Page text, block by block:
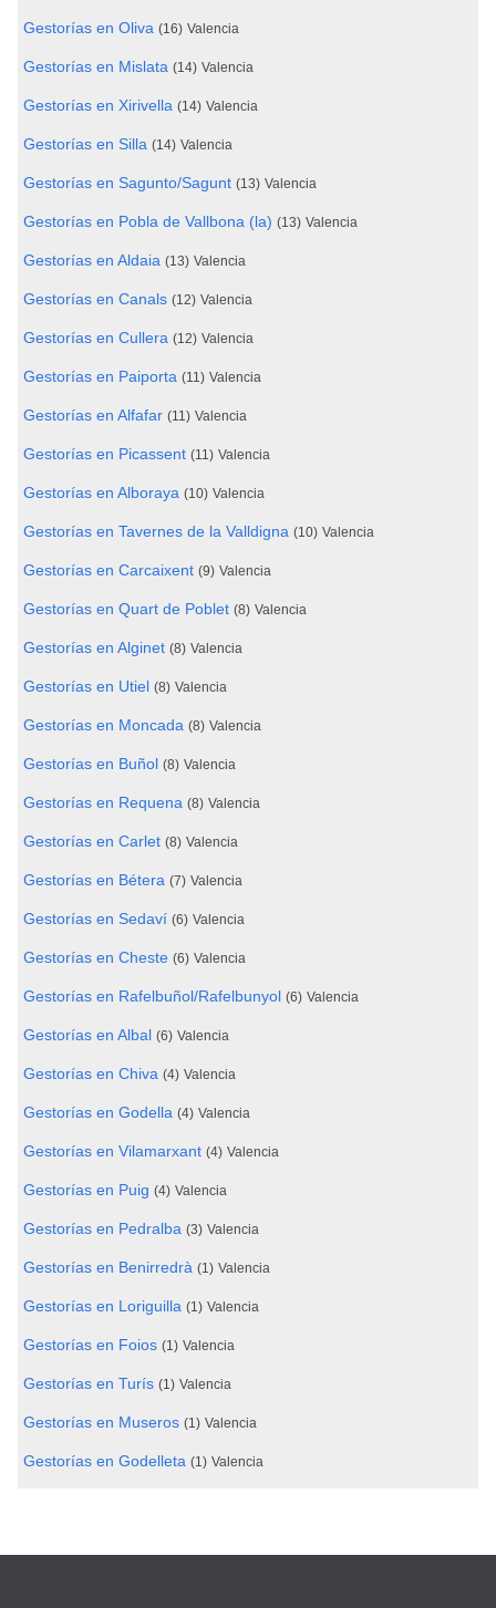
Gestorías en Oliva (16) Valencia
Gestorías en Mislata (14) Valencia
Gestorías en Xirivella (14) Valencia
Gestorías en Silla (14) Valencia
Gestorías en Sagunto/Sagunt (13) Valencia
Gestorías en Pobla de Vallbona (la) (13) Valencia
Gestorías en Aldaia (13) Valencia
Gestorías en Canals (12) Valencia
Gestorías en Cullera (12) Valencia
Gestorías en Paiporta (11) Valencia
Gestorías en Alfafar (11) Valencia
Gestorías en Picassent (11) Valencia
Gestorías en Alboraya (10) Valencia
Gestorías en Tavernes de la Valldigna (10) Valencia
Gestorías en Carcaixent (9) Valencia
Gestorías en Quart de Poblet (8) Valencia
Gestorías en Alginet (8) Valencia
Gestorías en Utiel (8) Valencia
Gestorías en Moncada (8) Valencia
Gestorías en Buñol (8) Valencia
Gestorías en Requena (8) Valencia
Gestorías en Carlet (8) Valencia
Gestorías en Bétera (7) Valencia
Gestorías en Sedaví (6) Valencia
Gestorías en Cheste (6) Valencia
Gestorías en Rafelbuñol/Rafelbunyol (6) Valencia
Gestorías en Albal (6) Valencia
Gestorías en Chiva (4) Valencia
Gestorías en Godella (4) Valencia
Gestorías en Vilamarxant (4) Valencia
Gestorías en Puig (4) Valencia
Gestorías en Pedralba (3) Valencia
Gestorías en Benirredrà (1) Valencia
Gestorías en Loriguilla (1) Valencia
Gestorías en Foios (1) Valencia
Gestorías en Turís (1) Valencia
Gestorías en Museros (1) Valencia
Gestorías en Godelleta (1) Valencia